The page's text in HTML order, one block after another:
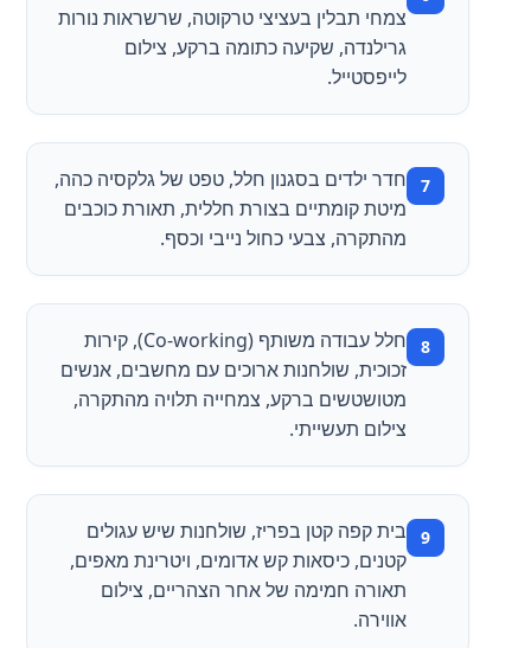
צמחי תבלין בעציצי טרקוטה, שרשראות נורות
גרילנדה, שקיעה כתומה ברקע, צילום
לייפסטייל.
חדר ילדים בסגנון חלל, טפט של גלקסיה כהה,
מיטת קומתיים בצורת חללית, תאורת כוכבים
מהתקרה, צבעי כחול נייבי וכסף.
חלל עבודה משותף (Co-working), קירות
זכוכית, שולחנות ארוכים עם מחשבים, אנשים
מטושטשים ברקע, צמחייה תלויה מהתקרה,
צילום תעשייתי.
בית קפה קטן בפריז, שולחנות שיש עגולים
קטנים, כיסאות קש אדומים, ויטרינת מאפים,
תאורה חמימה של אחר הצהריים, צילום
אווירה.